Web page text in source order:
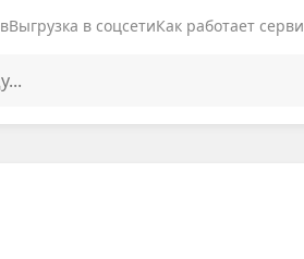
Выгрузка в соцсетиКак работает